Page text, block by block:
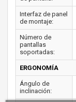
Interfaz de panel
de montaje:
Número de
pantallas
soportadas:
ERGONOMÍA
Ángulo de
inclinación: